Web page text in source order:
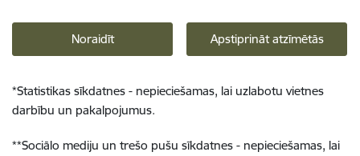
Noraidīt Apstiprināt atzīmētās
*Statistikas sīkdatnes - nepieciešamas, lai uzlabotu vietnes
darbību un pakalpojumus.
**Sociālo mediju un trešo pušu sīkdatnes - nepieciešamas, lai